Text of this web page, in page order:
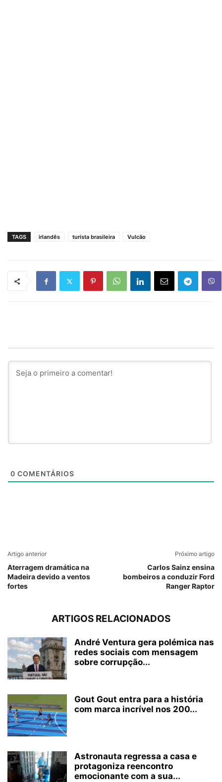
TAGS irlandês turista brasileira Vulcão
0 COMENTÁRIOS
Artigo anterior
Aterragem dramática na
Madeira devido a ventos
fortes
Próximo artigo
Carlos Sainz ensina
bombeiros a conduzir Ford
Ranger Raptor
ARTIGOS RELACIONADOS
André Ventura gera polémica nas
redes sociais com mensagem
sobre corrupção...
Gout Gout entra para a história
com marca incrível nos 200...
Astronauta regressa a casa e
protagoniza reencontro
emocionante com a sua...